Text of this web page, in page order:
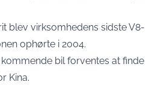
blev virksomhedens sidste V8-
ophørte i 2004.
bil forventes at finde
Kina.